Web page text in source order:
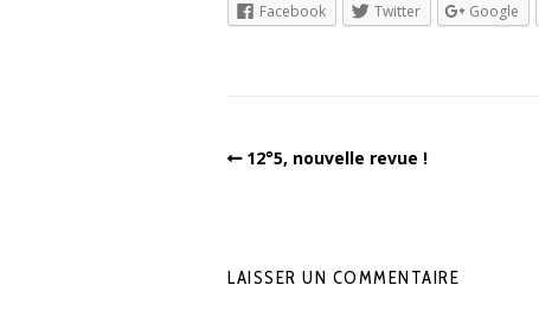
Facebook Twitter Google
12°5, nouvelle revue !
LAISSER UN COMMENTAIRE